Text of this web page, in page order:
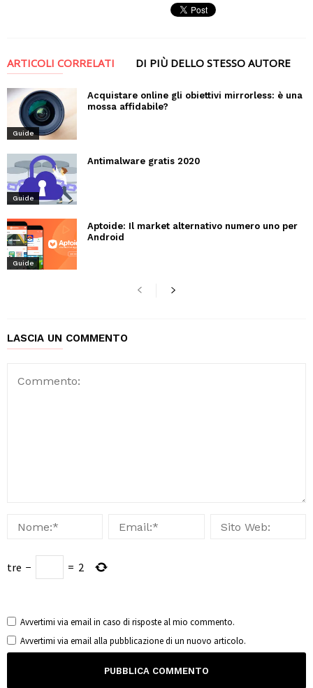
ARTICOLI CORRELATI DI PIÙ DELLO STESSO AUTORE
Guide
Acquistare online gli obiettivi mirrorless: è una
mossa affidabile?
Guide
Antimalware gratis 2020
Guide
Aptoide: Il market alternativo numero uno per
Android
LASCIA UN COMMENTO
tre − = 2
Avvertimi via email in caso di risposte al mio commento.
Avvertimi via email alla pubblicazione di un nuovo articolo.